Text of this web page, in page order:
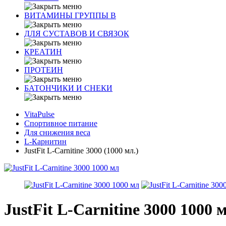
ВИТАМИНЫ ГРУППЫ В
ДЛЯ СУСТАВОВ И СВЯЗОК
КРЕАТИН
ПРОТЕИН
БАТОНЧИКИ И СНЕКИ
VitaPulse
Спортивное питание
Для снижения веса
L-Карнитин
JustFit L-Carnitine 3000 (1000 мл.)
JustFit L-Carnitine 3000 1000